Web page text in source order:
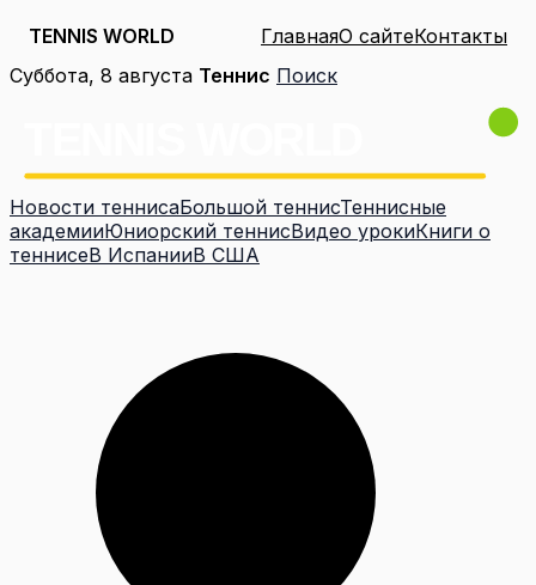
TENNIS WORLD ГлавнаяО сайтеКонтакты
Перейти
Суббота, 8 августа Теннис Поиск
Новости теннисаБольшой теннисТеннисные
академииЮниорский теннисВидео урокиКниги о
теннисеВ ИспанииВ США